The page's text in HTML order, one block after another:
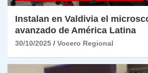
Instalan en Valdivia el
avanzado de América Latina
30/10/2025 Vocero Regional